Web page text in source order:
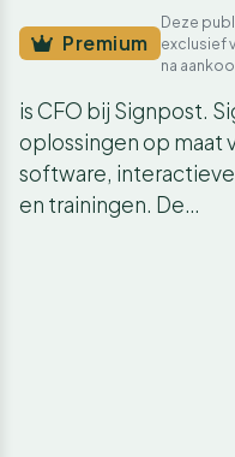
Premium
Deze
exclusief
na
is CFO bij Signpost.
oplossingen op maat
software,
en trainingen. De…